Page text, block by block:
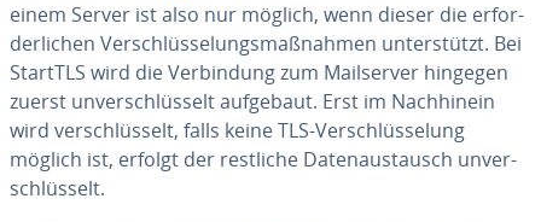
einem Server ist also nur möglich, wenn dieser die er­for­
der­li­chen Ver­schlüs­se­lungs­maß­nah­men un­ter­stützt. Bei
StartTLS wird die Ver­bin­dung zum Mail­ser­ver hingegen
zuerst un­ver­schlüs­selt aufgebaut. Erst im Nach­hin­ein
wird ver­schlüs­selt, falls keine TLS-Ver­schlüs­se­lung
möglich ist, erfolgt der restliche Da­ten­aus­tausch un­ver­
schlüs­selt.